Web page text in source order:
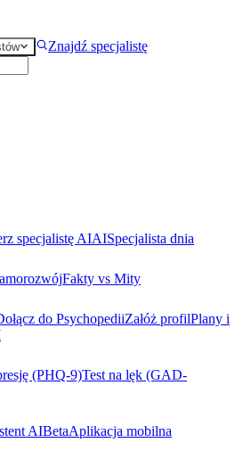
Znajdź specjalistę
specjalistę AIAISpecjalista dnia
Fakty vs Mity
do PsychopediiZałóż profilPlany i
(PHQ-9)Test na lęk (GAD-
AIBetaAplikacja mobilna